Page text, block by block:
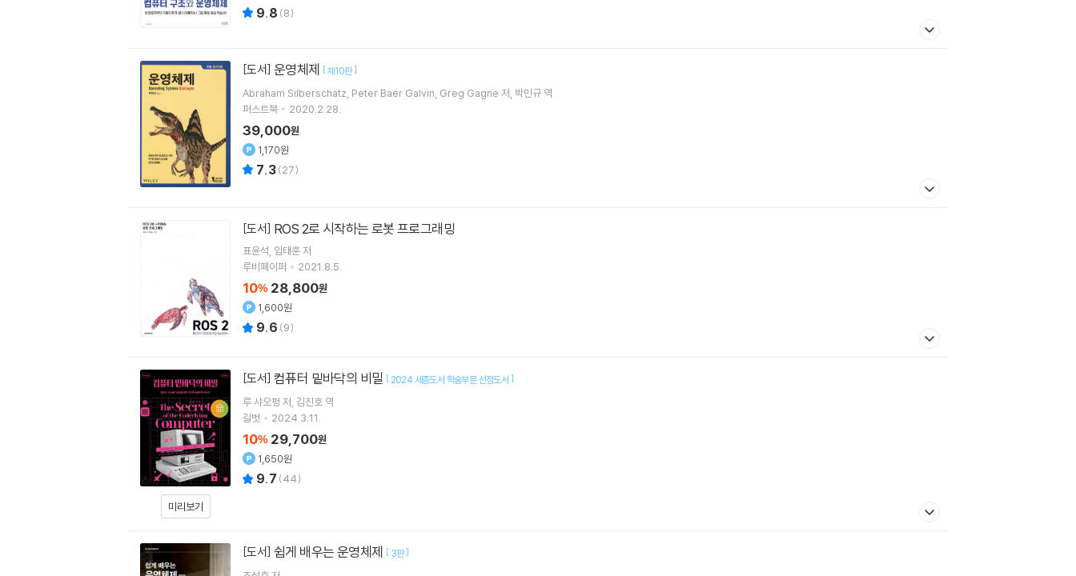
9.8 (8)
[도서] 운영체제 [제10판]
Abraham Silberschatz Peter Baer Galvin Greg Gagne 저 박민규 역
퍼스트북
2020.2.28.
39,000원
1,170원
7.3(27)
[도서] ROS 2로 시작하는 로봇 프로그래밍
표윤석 임태훈저
루비페이퍼
2021.8.5.
10% 28,800원
1,600원
9.6 (9)
미리보기
[도서] 컴퓨터 밑바닥의 비밀 [ 2024 세종도서 학술부문 선정도서 ]
루 샤오펑 저 김진호 역
길벗
2024.3.11.
10% 29,700원
1,650원
9.7 (44)
[도서] 쉽게 배우는 운영체제 [ 3판]